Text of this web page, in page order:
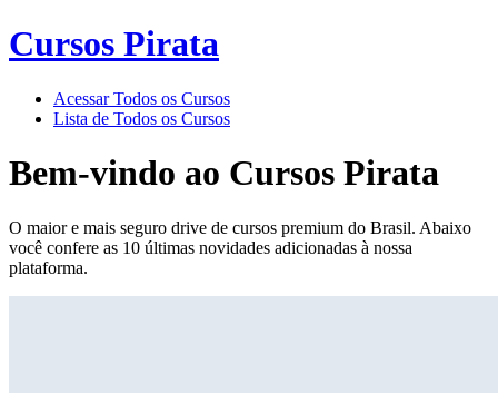
Cursos Pirata
Acessar Todos os Cursos
Lista de Todos os Cursos
Bem-vindo ao Cursos Pirata
O maior e mais seguro drive de cursos premium do Brasil. Abaixo
você confere as 10 últimas novidades adicionadas à nossa
plataforma.